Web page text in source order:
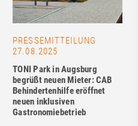
PRESSEMITTEILUNG
27.08.2025
TONI Park in Augsburg
begrüßt neuen Mieter: CAB
Behindertenhilfe eröffnet
neuen inklusiven
Gastronomiebetrieb